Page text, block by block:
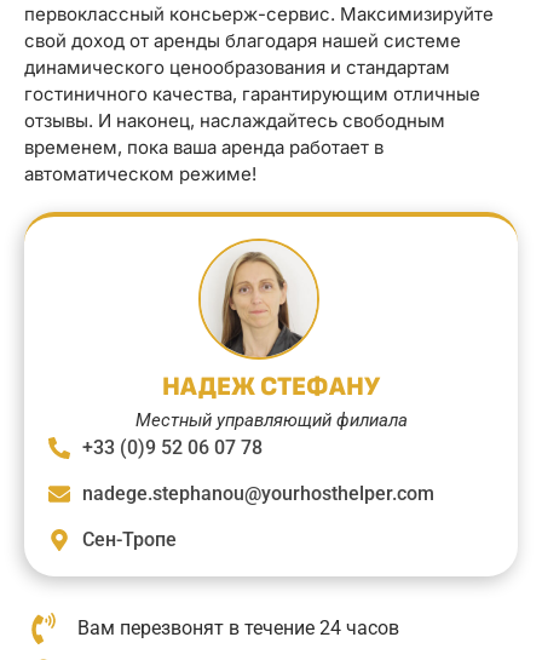
первоклассный консьерж-сервис. Максимизируйте
свой доход от аренды благодаря нашей системе
динамического ценообразования и стандартам
гостиничного качества, гарантирующим отличные
отзывы. И наконец, наслаждайтесь свободным
временем, пока ваша аренда работает в
автоматическом режиме!
НАДЕЖ СТЕФАНУ
Местный управляющий филиала
+33 (0)9 52 06 07 78
nadege.stephanou@yourhosthelper.com
Сен-Тропе
Вам перезвонят в течение 24 часов